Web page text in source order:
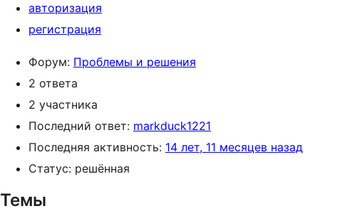
авторизация
регистрация
Форум: Проблемы и решения
2 ответа
2 участника
Последний ответ: markduck1221
Последняя активность: 14 лет, 11 месяцев назад
Статус: решённая
Темы